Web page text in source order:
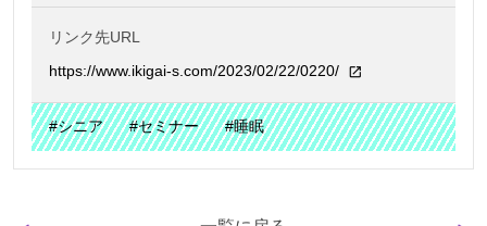
リンク先URL
https://www.ikigai-s.com/2023/02/22/0220/
#シニア #セミナー #睡眠